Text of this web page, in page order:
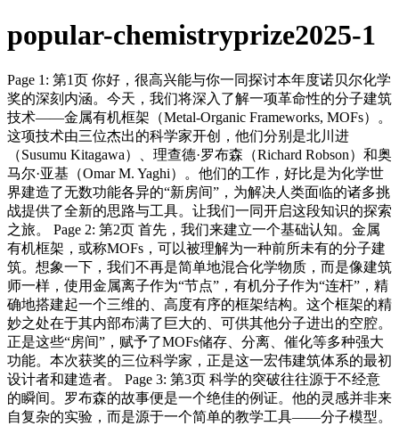
popular-chemistryprize2025-1
Page 1: 第1页 你好，很高兴能与你一同探讨本年度诺贝尔化学
奖的深刻内涵。今天，我们将深入了解一项革命性的分子建筑
技术——金属有机框架（Metal-Organic Frameworks, MOFs）。
这项技术由三位杰出的科学家开创，他们分别是北川进
（Susumu Kitagawa）、理查德·罗布森（Richard Robson）和奥
马尔·亚基（Omar M. Yaghi）。他们的工作，好比是为化学世
界建造了无数功能各异的“新房间”，为解决人类面临的诸多挑
战提供了全新的思路与工具。让我们一同开启这段知识的探索
之旅。 Page 2: 第2页 首先，我们来建立一个基础认知。金属
有机框架，或称MOFs，可以被理解为一种前所未有的分子建
筑。想象一下，我们不再是简单地混合化学物质，而是像建筑
师一样，使用金属离子作为“节点”，有机分子作为“连杆”，精
确地搭建起一个三维的、高度有序的框架结构。这个框架的精
妙之处在于其内部布满了巨大的、可供其他分子进出的空腔。
正是这些“房间”，赋予了MOFs储存、分离、催化等多种强大
功能。本次获奖的三位科学家，正是这一宏伟建筑体系的最初
设计者和建造者。 Page 3: 第3页 科学的突破往往源于不经意
的瞬间。罗布森的故事便是一个绝佳的例证。他的灵感并非来
自复杂的实验，而是源于一个简单的教学工具——分子模型。